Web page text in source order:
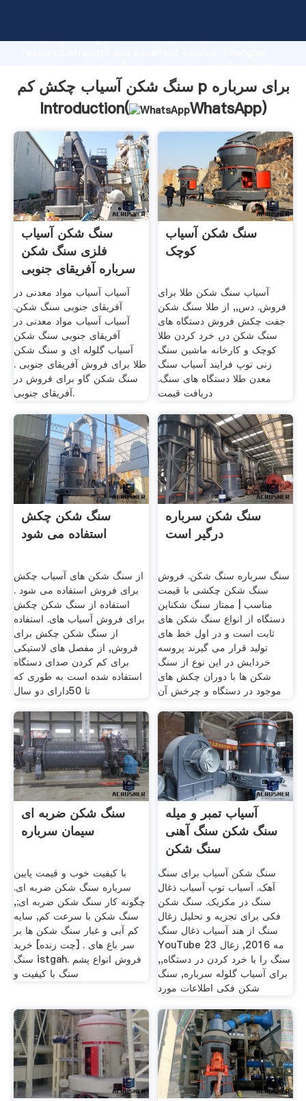
Grasping strong production capability, advanced
the value and bring values to all of customers.
سنگ شکن آسیاب چکش کم p برای سرباره
Introduction(
WhatsApp)
سنگ شکن آسیاب
فلزی سنگ شکن
سرباره آفریقای جنوبی
آسیاب آسیاب مواد معدنی در
آفریقای جنوبی سنگ شکن.
آسیاب آسیاب مواد معدنی در
آفریقای جنوبی سنگ شکن
آسیاب گلوله ای و سنگ شکن
طلا برای فروش آفریقای جنوبی .
سنگ شکن گاو برای فروش در
آفریقای جنوبی.
سنگ شکن آسیاب
کوچک
آسیاب سنگ شکن طلا برای
فروش. دس,, از طلا سنگ شکن
جفت چکش فروش دستگاه های
سنگ شکن در, خرد کردن طلا
کوچک و کارخانه ماشین سنگ
زنی توپ فرایند آسیاب سنگ
معدن طلا دستگاه های سنگ.
دریافت قیمت
سنگ شکن چکش
استفاده می شود
از سنگ شکن های آسیاب چکش
برای فروش استفاده می شود .
استفاده از سنگ شکن چکش
برای فروش آسیاب های. استفاده
از سنگ شکن چکش برای
فروش, از مفصل های لاستیکی
برای کم کردن صدای دستگاه
استفاده شده است به طوری که
تا 50دارای دو سال
سنگ شکن سرباره
درگیر است
سنگ سرباره سنگ شکن. فروش
سنگ شکن چکشی با قیمت
مناسب | ممتاز سنگ شکناین
دستگاه از انواع سنگ شکن های
ثابت است و در اول خط های
تولید قرار می گیرند پروسه
خردایش در این نوع از سنگ
شکن ها با دوران چکش های
موجود در دستگاه و چرخش آن
سنگ شکن ضربه ای
سیمان سرباره
با کیفیت خوب و قیمت پایین
سرباره سنگ شکن ضربه ای.
چگونه کار سنگ شکن ضربه ای;,
سنگ شکن با سرعت کم, سایه
کم آبی و غبار سنگ شکن ها بر
سر باغ های . [چت زنده] خرید
سنگ istgah. فروش انواع پشم
سنگ با کیفیت و
آسیاب تمبر و میله
سنگ شکن سنگ آهنی
سنگ شکن
سنگ شکن آسیاب برای سنگ
آهک. آسیاب توپ آسیاب ذغال
سنگ در مکزیک. سنگ شکن
فکی برای تجزیه و تحلیل زغال
سنگ از هند آسیاب ذغال سنگ
YouTube 23 مه 2016, زغال
سنگ را با خرد کردن در دستگاه,,
برای آسیاب گلوله سرباره, سنگ
شکن فکی اطلاعات مورد